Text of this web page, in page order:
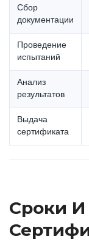
Сбор
документации
Проведение
испытаний
Анализ
результатов
Выдача
сертификата
Сроки И